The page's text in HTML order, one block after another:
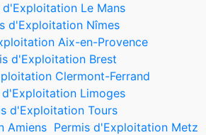
d'Exploitation Le Mans
d'Exploitation Nîmes
Aix-en-Provence
d'Exploitation Brest
Clermont-Ferrand
d'Exploitation Limoges
d'Exploitation Tours
Amiens Permis d'Exploitation Metz